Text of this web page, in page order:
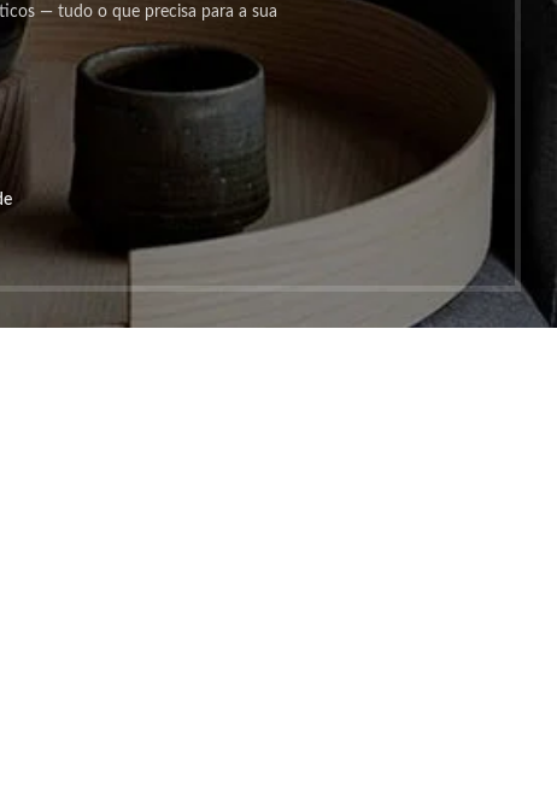
— tudo o que precisa para a sua